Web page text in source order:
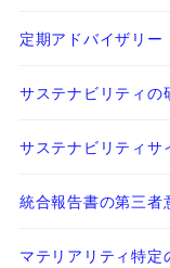
定期アドバイザリー
サステナビリティの
サステナビリティサ
統合報告書の第三者
マテリアリティ特定